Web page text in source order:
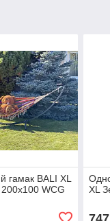
гамак BALI XL
WCG
XL
747